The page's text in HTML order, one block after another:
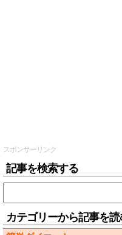
スポンサーリンク
記事を検索する
カテゴリーから記事を読